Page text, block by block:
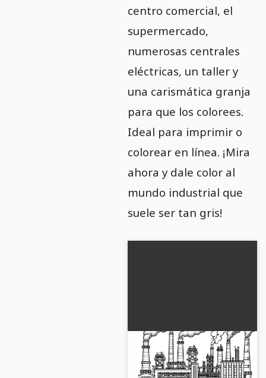
centro comercial, el
supermercado,
numerosas centrales
eléctricas, un taller y
una carismática granja
para que los colorees.
Ideal para imprimir o
colorear en línea. ¡Mira
ahora y dale color al
mundo industrial que
suele ser tan gris!
Plantilla de dibujo de
fábrica gratis